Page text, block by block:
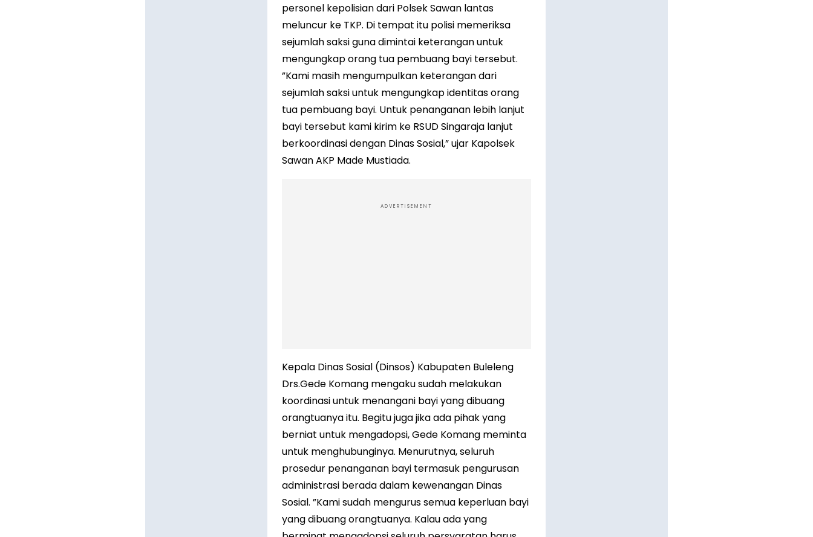
personel kepolisian dari Polsek Sawan lantas
meluncur ke TKP. Di tempat itu polisi memeriksa
sejumlah saksi guna dimintai keterangan untuk
mengungkap orang tua pembuang bayi tersebut.
”Kami masih mengumpulkan keterangan dari
sejumlah saksi untuk mengungkap identitas orang
tua pembuang bayi. Untuk penanganan lebih lanjut
bayi tersebut kami kirim ke RSUD Singaraja lanjut
berkoordinasi dengan Dinas Sosial,” ujar Kapolsek
Sawan AKP Made Mustiada.
ADVERTISEMENT
Kepala Dinas Sosial (Dinsos) Kabupaten Buleleng
Drs.Gede Komang mengaku sudah melakukan
koordinasi untuk menangani bayi yang dibuang
orangtuanya itu. Begitu juga jika ada pihak yang
berniat untuk mengadopsi, Gede Komang meminta
untuk menghubunginya. Menurutnya, seluruh
prosedur penanganan bayi termasuk pengurusan
administrasi berada dalam kewenangan Dinas
Sosial. ”Kami sudah mengurus semua keperluan bayi
yang dibuang orangtuanya. Kalau ada yang